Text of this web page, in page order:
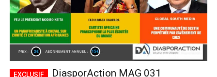
DiasporAction MAG 031